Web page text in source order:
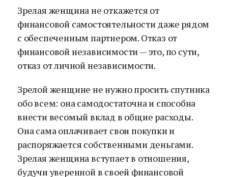
Зрелая женщина не откажется от
финансовой самостоятельности даже рядом
с обеспеченным партнером. Отказ от
финансовой независимости — это, по сути,
отказ от личной независимости.
Зрелой женщине не нужно просить спутника
обо всем: она самодостаточна и способна
внести весомый вклад в общие расходы.
Она сама оплачивает свои покупки и
распоряжается собственными деньгами.
Зрелая женщина вступает в отношения,
будучи уверенной в своей финансовой